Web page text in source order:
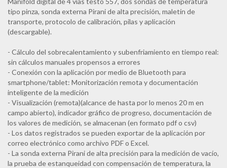
tipo pinza, sonda externa Pirani de alta precisión, maletín de
transporte, protocolo de calibración, pilas y aplicación
(descargable).
- Cálculo del sobrecalentamiento y subenfriamiento en tiempo real:
sin cálculos manuales propensos a errores
- Conexión con la aplicación por medio de Bluetooth para
smartphone/tablet: Monitorización remota y documentación
inteligente de la medición
- Visualización (remota)(alcance de hasta por lo menos 20 m en
campo abierto), indicador gráfico de progreso, documentación de
los valores de medición, se almacenan (en formato pdf o csv)
- Los datos registrados se pueden exportar de la aplicación por
correo electrónico como archivo PDF o Excel.
- La sonda externa Pirani de alta precisión para la medición de vacío,
la prueba de estanqueidad con compensación de temperatura, la